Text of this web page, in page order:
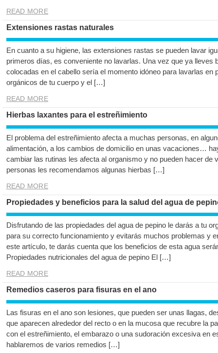
READ MORE
Extensiones rastas naturales
En cuanto a su higiene, las extensiones rastas se pueden lavar
primeros días, es conveniente no lavarlas. Una vez que ya lleves
colocadas en el cabello sería el momento idóneo para lavarlas en
orgánicos de tu cuerpo y el […]
READ MORE
Hierbas laxantes para el estreñimiento
El problema del estreñimiento afecta a muchas personas, en
alimentación, a los cambios de domicilio en unas vacaciones…
cambiar las rutinas les afecta al organismo y no pueden hacer de
personas les recomendamos algunas hierbas […]
READ MORE
Propiedades y beneficios para la salud del agua de
Disfrutando de las propiedades del agua de pepino le darás a tu
para su correcto funcionamiento y evitarás muchos problemas y
este artículo, te darás cuenta que los beneficios de esta agua
Propiedades nutricionales del agua de pepino El […]
READ MORE
Remedios caseros para fisuras en el ano
Las fisuras en el ano son lesiones, que pueden ser unas llagas,
que aparecen alrededor del recto o en la mucosa que recubre la
con el estreñimiento, el embarazo o una sudoración excesiva en
hablaremos de varios remedios […]